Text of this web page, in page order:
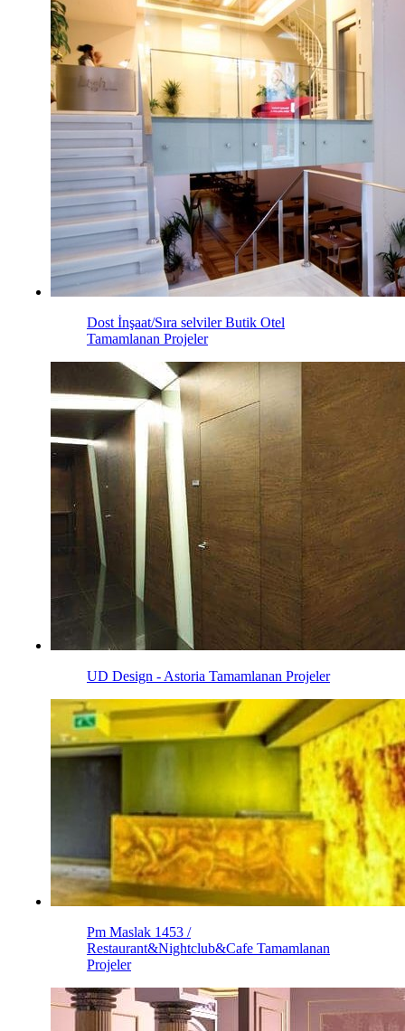
Dost İnşaat/Sıra selviler Butik Otel
Tamamlanan Projeler
UD Design - Astoria Tamamlanan Projeler
Pm Maslak 1453 /
Restaurant&Nightclub&Cafe Tamamlanan
Projeler